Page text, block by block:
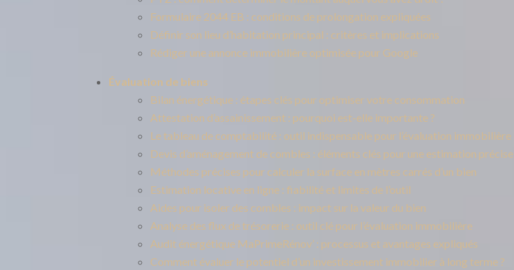
Formulaire 2044 EB : conditions de prolongation expliquées
Définir son lieu d’habitation principal : critères et implications
Rédiger une annonce immobilière optimisée pour Google
Évaluation de biens
Bilan énergétique : étapes clés pour optimiser votre consommation
Attestation d’assainissement : pourquoi est-elle importante ?
Le tableau de comptabilité : outil indispensable pour l’évaluation immobilière
Devis d’aménagement de combles : éléments clés pour une estimation précise
Méthodes précises pour calculer la surface en mètres carrés d’un bien
Estimation locative en ligne : fiabilité et limites de l’outil
Aides pour isoler des combles : impact sur la valeur du bien
Analyse des flux de trésorerie : outil clé pour l’évaluation immobilière
Audit énergétique MaPrimeRénov’ : processus et avantages expliqués
Comment évaluer le potentiel d’un investissement immobilier à long terme ?